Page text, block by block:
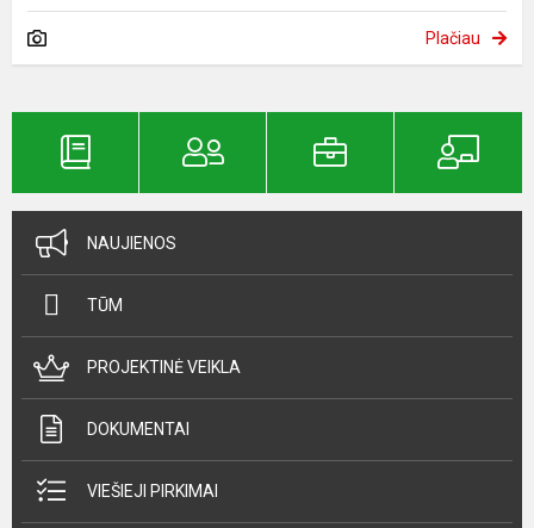
Plačiau
NAUJIENOS
TŪM
PROJEKTINĖ VEIKLA
DOKUMENTAI
VIEŠIEJI PIRKIMAI